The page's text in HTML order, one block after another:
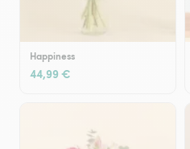
Happiness
44,99 €